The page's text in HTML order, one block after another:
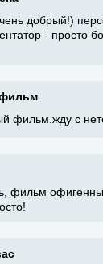
добрый!)
- просто
фильм.жду с
фильм